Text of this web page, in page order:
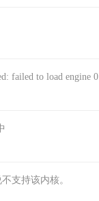
failed to load engine 0
支持该内核。